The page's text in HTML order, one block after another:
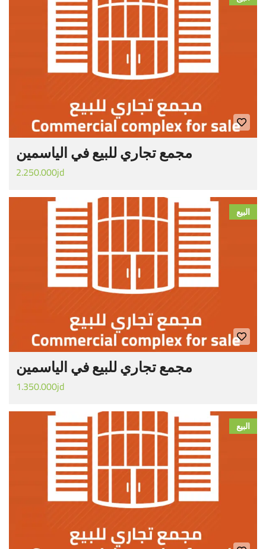
مجمع تجاري للبيع في الياسمين
2.250.000jd
البيع
مجمع تجاري للبيع في الياسمين
1.350.000jd
البيع